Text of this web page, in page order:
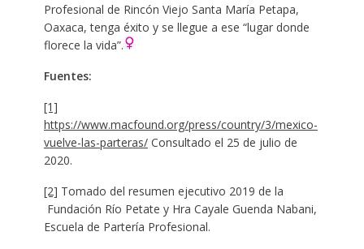
Profesional de Rincón Viejo Santa María Petapa,
Oaxaca, tenga éxito y se llegue a ese “lugar donde
florece la vida”.
Fuentes:
[1]
https://www.macfound.org/press/country/3/mexico-
vuelve-las-parteras/Consultado el 25 de julio de
2020.
[2] Tomado del resumen ejecutivo 2019 de la
Fundación Río Petate y Hra Cayale Guenda Nabani,
Escuela de Partería Profesional.